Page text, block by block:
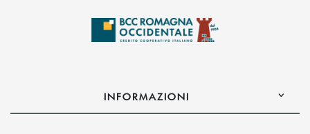
INFORMAZIONI